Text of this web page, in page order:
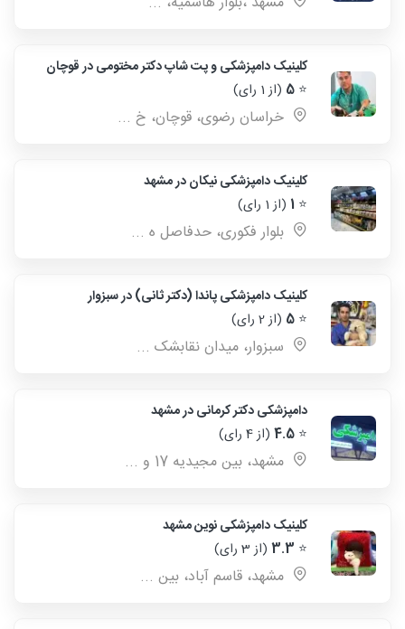
کلینیک دامپزشکی و پت شاپ دکتر مختومی در قوچان
⭐
5 (از 1 رای)
خراسان رضوی، قوچان، خ ...
کلینیک دامپزشکی نیکان در مشهد
⭐
1 (از 1 رای)
بلوار فکوری، حدفاصل ه ...
کلینیک دامپزشکی پاندا (دکتر ثانی) در سبزوار
⭐
5 (از 2 رای)
سبزوار، میدان نقابشک ...
دامپزشکی دکتر کرمانی در مشهد
⭐
4.5 (از 4 رای)
مشهد، بین مجیدیه 17 و ...
کلینیک دامپزشکی نوین مشهد
⭐
3.3 (از 3 رای)
مشهد، قاسم آباد، بین ...